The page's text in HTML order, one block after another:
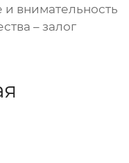
внимательность
– залог